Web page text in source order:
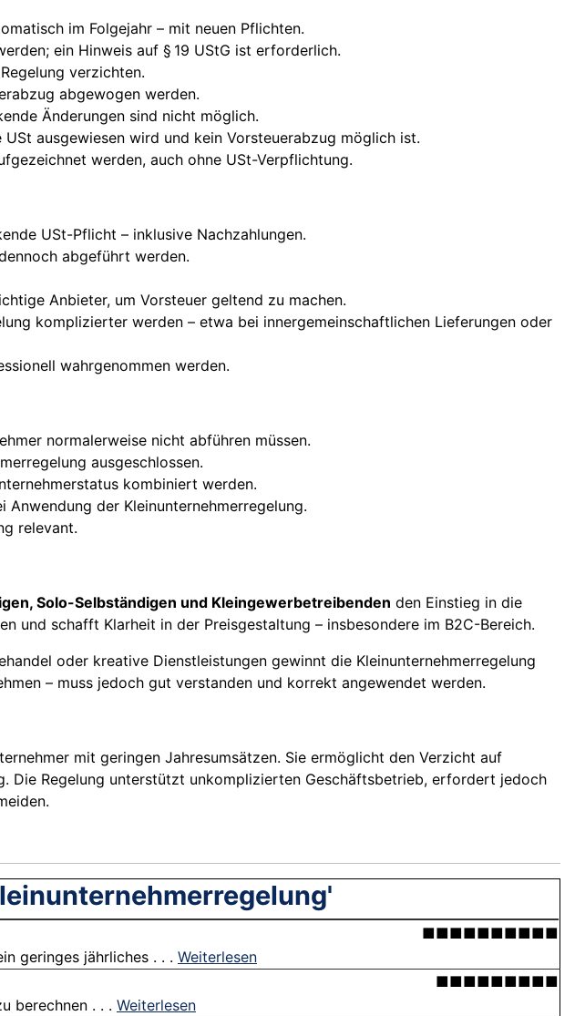
im Folgejahr – mit neuen Pflichten.
ein Hinweis auf § 19 UStG ist erforderlich.
verzichten.
abgewogen werden.
Änderungen sind nicht möglich.
ausgewiesen wird und kein Vorsteuerabzug möglich ist.
werden, auch ohne USt-Verpflichtung.
USt-Pflicht – inklusive Nachzahlungen.
abgeführt werden.
Anbieter, um Vorsteuer geltend zu machen.
komplizierter werden – etwa bei innergemeinschaftlichen Lieferungen oder
wahrgenommen werden.
normalerweise nicht abführen müssen.
ausgeschlossen.
kombiniert werden.
der Kleinunternehmerregelung.
relevant.
Solo-Selbständigen und Kleingewerbetreibenden den Einstieg in die
und schafft Klarheit in der Preisgestaltung – insbesondere im B2C-Bereich.
oder kreative Dienstleistungen gewinnt die Kleinunternehmerregelung
– muss jedoch gut verstanden und korrekt angewendet werden.
mit geringen Jahresumsätzen. Sie ermöglicht den Verzicht auf
Die Regelung unterstützt unkomplizierten Geschäftsbetrieb, erfordert jedoch
■■■■■■■■■■
geringes jährliches . . . Weiterlesen
■■■■■■■■■
berechnen . . . Weiterlesen